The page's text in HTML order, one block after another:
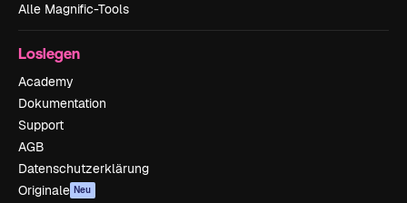
Alle Magnific-Tools
Loslegen
Academy
Dokumentation
Support
AGB
Datenschutzerklärung
Originale Neu